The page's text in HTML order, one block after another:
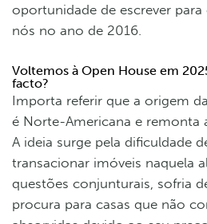
oportunidade de escrever para
nós no ano de 2016.
Voltemos à Open House em
facto?
Importa referir que a origem
é Norte-Americana e remonta
A ideia surge pela dificuldade
transacionar imóveis naquela
questões conjunturais, sofria
procura para casas que não